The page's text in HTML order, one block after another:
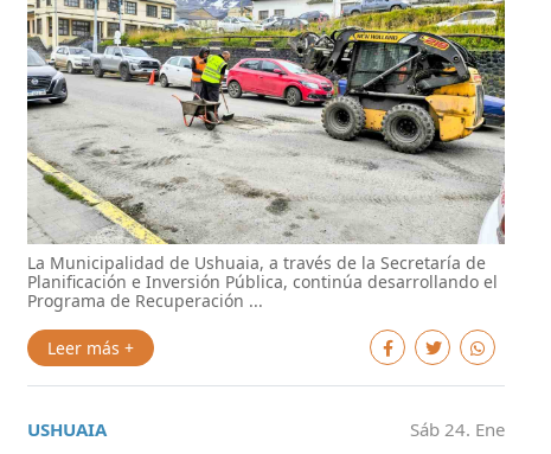
La Municipalidad de Ushuaia, a través de la Secretaría de
Planificación e Inversión Pública, continúa desarrollando el
Programa de Recuperación ...
Leer más +
USHUAIA
Sáb 24. Ene